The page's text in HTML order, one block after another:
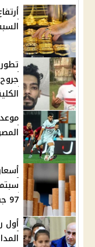
السبت
المصري
97 جنيها
أول